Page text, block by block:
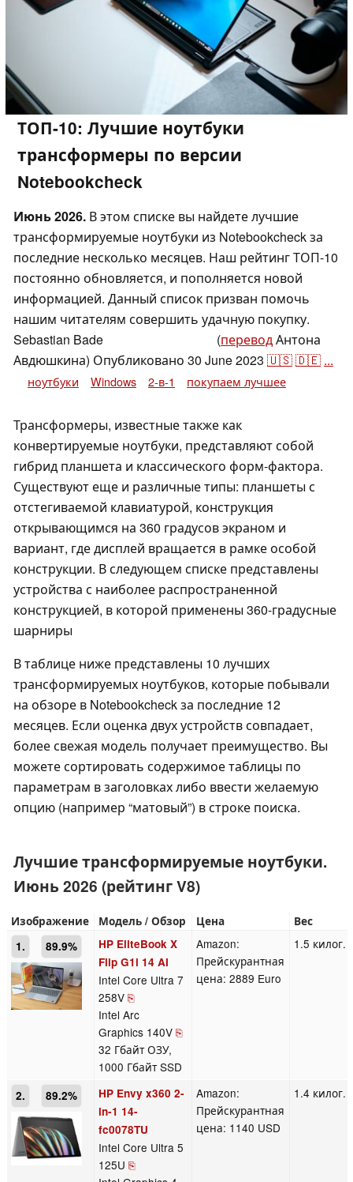
ТОП-10: Лучшие ноутбуки
трансформеры по версии
Notebookcheck
Июнь 2026. В этом списке вы найдете лучшие
трансформируемые ноутбуки из Notebookcheck за
последние несколько месяцев. Наш рейтинг ТОП-10
постоянно обновляется, и пополняется новой
информацией. Данный список призван помочь
нашим читателям совершить удачную покупку.
Sebastian Bade
(переводАнтона
Авдюшкина) Опубликовано 30 June 2023 🇺🇸🇩🇪 ...
ноутбуки Windows 2-в-1 покупаем лучшее
Трансформеры, известные также как
конвертируемые ноутбуки, представляют собой
гибрид планшета и классического форм-фактора.
Существуют еще и различные типы: планшеты с
отстегиваемой клавиатурой, конструкция
открывающимся на 360 градусов экраном и
вариант, где дисплей вращается в рамке особой
конструкции. В следующем списке представлены
устройства с наиболее распространенной
конструкцией, в которой применены 360-градусные
шарниры
В таблице ниже представлены 10 лучших
трансформируемых ноутбуков, которые побывали
на обзоре в Notebookcheck за последние 12
месяцев. Если оценка двух устройств совпадает,
более свежая модель получает преимущество. Вы
можете сортировать содержимое таблицы по
параметрам в заголовках либо ввести желаемую
опцию (например “матовый”) в строке поиска.
Лучшие трансформируемые ноутбуки.
Июнь 2026 (рейтинг V8)
Изображение Модель / Обзор Цена
Вес
1.
89.9%
HP EliteBook X
Flip G1i 14 AI
Intel Core Ultra 7
258V ⎘
Intel Arc
Graphics 140V ⎘
32 Гбайт ОЗУ,
1000 Гбайт SSD
Amazon:
Прейскурантная
цена: 2889 Euro
1.5 килог.
2. 89.2%
HP Envy x360 2-
in-1 14-
fc0078TU
Intel Core Ultra 5
125U ⎘
Amazon:
Прейскурантная
цена: 1140 USD
1.4 килог.